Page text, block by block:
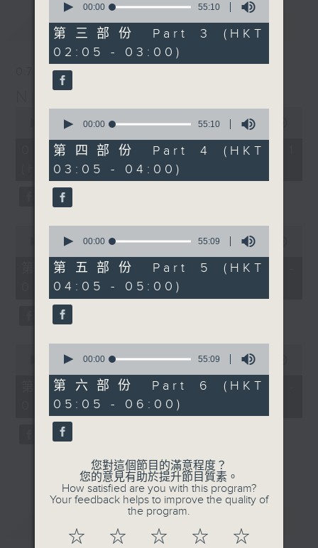
please remember good music is
always there on Radio 4.
「長夜細聽」節目當然少不了氣質優雅的作
品，每晚亦會精選一些中國音樂送上。週五和
如果哪天你不能入睡，別忘了第四台這裡總有
值得細聽的音樂。
最新 LATEST
07/08/2026
Night Music 長夜細聽
seconds
minutes,
seconds
00:00 54:59
07/08/2026 - 第一部份 Part 1
(HKT 00:05 - 01:00)
seconds
minutes,
seconds
00:00 55:00
第二部份 Part 2 (HKT 01:05 -
02:00)
seconds
minutes,
seconds
00:00 54:59
第三部份 Part 3 (HKT 02:05 -
03:00)
CATCHUP
seconds
55
minutes,
10
seconds
00:00 55:10
第三部份 Part 3 (HKT
02:05 - 03:00)
seconds
55
minutes,
10
seconds
00:00 55:10
第四部份 Part 4 (HKT
03:05 - 04:00)
seconds
55
minutes,
9
seconds
00:00 55:09
第五部份 Part 5 (HKT
04:05 - 05:00)
seconds
55
minutes,
9
seconds
00:00 55:09
第六部份 Part 6 (HKT
05:05 - 06:00)
您對這個節目的滿意程度？
您的意見有助於提升節目質素。
How satisfied are you with this program?
Your feedback helps to improve the quality of
the program.
☆ ☆ ☆ ☆ ☆